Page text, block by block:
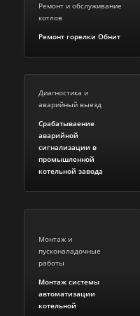
Ремонт и обслуживание
котлов
Ремонт горелки Обнит
Диагностика и
аварийный выезд
Срабатываение
аварийной
сигнализации в
промышленной
котельной завода
Монтаж и
пусконаладочные
работы
Монтаж системы
автоматизации
котельной